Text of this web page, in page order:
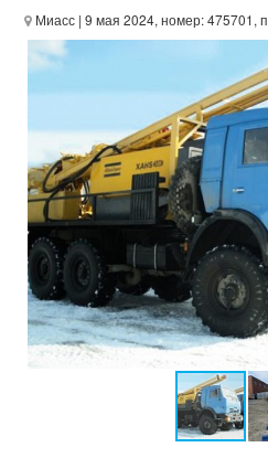
Миасс | 9 мая 2024, номер: 475701,